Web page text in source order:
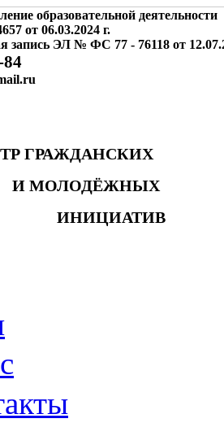
образовательной деятельности
от 06.03.2024 г.
запись ЭЛ № ФС 77 - 76118 от
84
ГРАЖДАНСКИХ